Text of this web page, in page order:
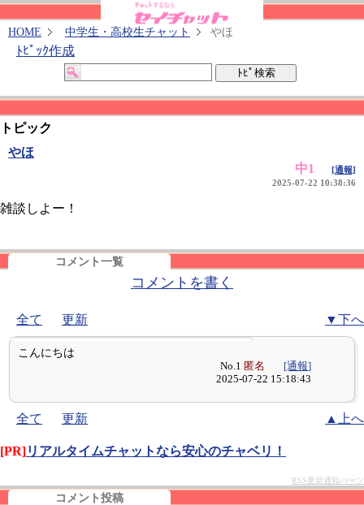
HOME 中学生・高校生チャット やほ
ﾄﾋﾟｯｸ作成
トピック
やほ
中1
[通報]
2025-07-22 10:38:36
雑談しよー！
コメント一覧
コメントを書く
全て 更新 ▼下へ
こんにちは
No.1 匿名
[通報]
2025-07-22 15:18:43
全て 更新 ▲上へ
[PR]リアルタイムチャットなら安心のチャベリ！
RSS更新通知パーツ
コメント投稿